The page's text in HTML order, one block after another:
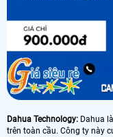
Dahua Technology: Dahua
trên toàn cầu. Công ty này